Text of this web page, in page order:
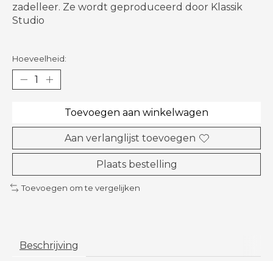
zadelleer. Ze wordt geproduceerd door Klassik
Studio
Hoeveelheid:
Toevoegen aan winkelwagen
Aan verlanglijst toevoegen
Plaats bestelling
Toevoegen om te vergelijken
Beschrijving